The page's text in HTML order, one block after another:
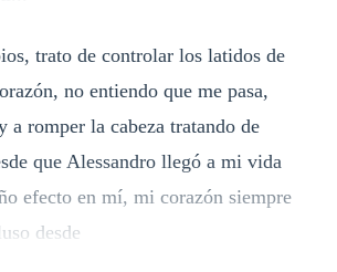
trato de controlar los latidos de
no entiendo que me pasa,
a romper la cabeza tratando de
que Alessandro llegó a mi vida
efecto en mí, mi corazón siempre
desde